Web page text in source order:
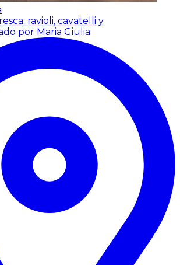
ravioli, cavatelli y
por Maria Giulia